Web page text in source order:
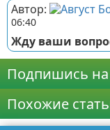
Автор:
06:40
Жду ваши
Подпишись на
Похожие